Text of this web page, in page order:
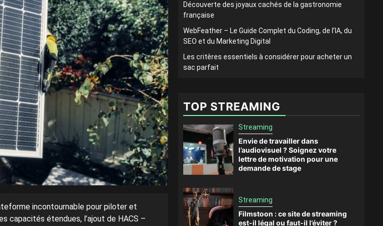
incontournable pour piloter et
capacités étendues, l’ajout de HACS –
Découverte des joyaux cachés de la gastronomie
française
WebFeather – Le Guide Complet du Coding, de l’IA, du
SEO et du Marketing Digital
Les critères essentiels à considérer pour acheter un
sac parfait
TOP STREAMING
Streaming
Envie de travailler dans
l’audiovisuel ? Soignez votre
lettre de motivation pour une
demande de stage
Streaming
Filmstoon : ce site de streaming
est-il légal ou faut-il l’éviter ?